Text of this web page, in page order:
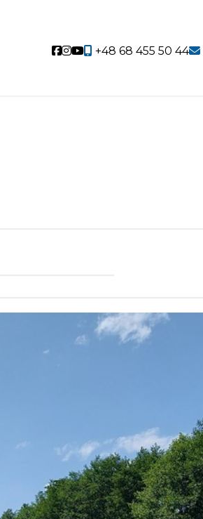
Social link
Social link
Social link
+48 68 455 50 44